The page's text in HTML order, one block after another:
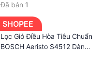
Đã bán 1
SHOPEE
Lọc Gió Điều Hòa Tiêu Chuẩn
BOSCH Aeristo S4512 Dành